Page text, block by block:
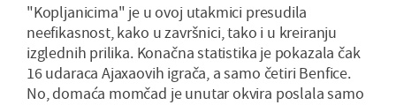
"Kopljanicima" je u ovoj utakmici presudila
neefikasnost, kako u završnici, tako i u kreiranju
izglednih prilika. Konačna statistika je pokazala čak
16 udaraca Ajaxaovih igrača, a samo četiri Benfice.
No, domaća momčad je unutar okvira poslala samo